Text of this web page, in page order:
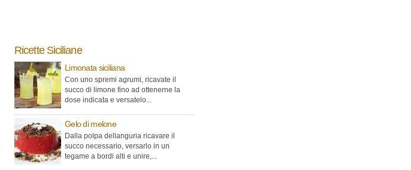
Ricette Siciliane
Limonata siciliana
Con uno spremi agrumi, ricavate il
succo di limone fino ad ottenerne la
dose indicata e versatelo...
Gelo di melone
Dalla polpa dellanguria ricavare il
succo necessario, versarlo in un
tegame a bordi alti e unire,...